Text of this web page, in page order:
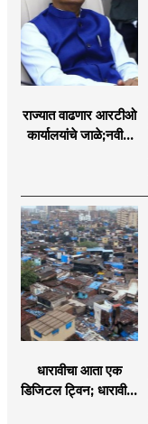
राज्यात वाढणार आरटीओ
कार्यालयांचे जाळे;नवीन
धारावीचा आता एक
डिजिटल ट्विन; धारावीची